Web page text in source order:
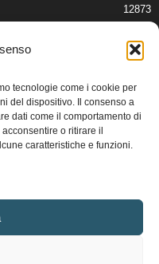
tecnologie come i cookie per
del dispositivo. Il consenso a
dati come il comportamento di
o ritirare il
caratteristiche e funzioni.
12873
2414
la riproduzione.